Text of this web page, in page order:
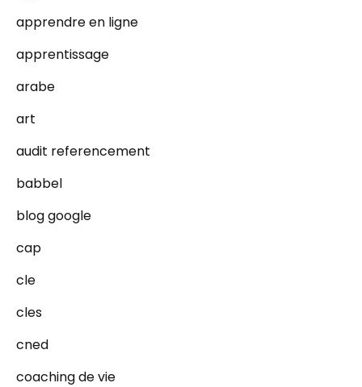
apprendre en ligne
apprentissage
arabe
art
audit referencement
babbel
blog google
cap
cle
cles
cned
coaching de vie